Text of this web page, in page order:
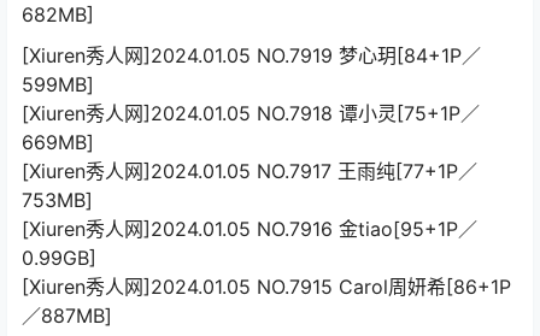
682MB]
[Xiuren秀人网]2024.01.05 NO.7919 梦心玥[84+1P／
599MB]
[Xiuren秀人网]2024.01.05 NO.7918 谭小灵[75+1P／
669MB]
[Xiuren秀人网]2024.01.05 NO.7917 王雨纯[77+1P／
753MB]
[Xiuren秀人网]2024.01.05 NO.7916 金tiao[95+1P／
0.99GB]
[Xiuren秀人网]2024.01.05 NO.7915 Carol周妍希[86+1P
／887MB]